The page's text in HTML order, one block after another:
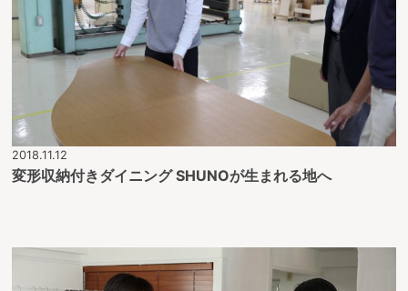
2018.11.12
変形収納付きダイニング SHUNOが生まれる地へ